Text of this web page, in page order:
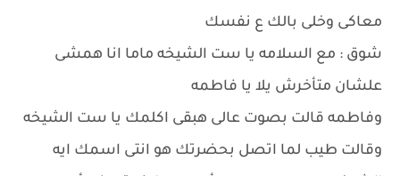
معاكى وخلى بالك ع نفسك
شوق : مع السلامه يا ست الشيخه ماما انا همشى
علشان متأخرش يلا يا فاطمه
وفاطمه قالت بصوت عالى هبقى اكلمك يا ست الشيخه
وقالت طيب لما اتصل بحضرتك هو انتى اسمك ايه